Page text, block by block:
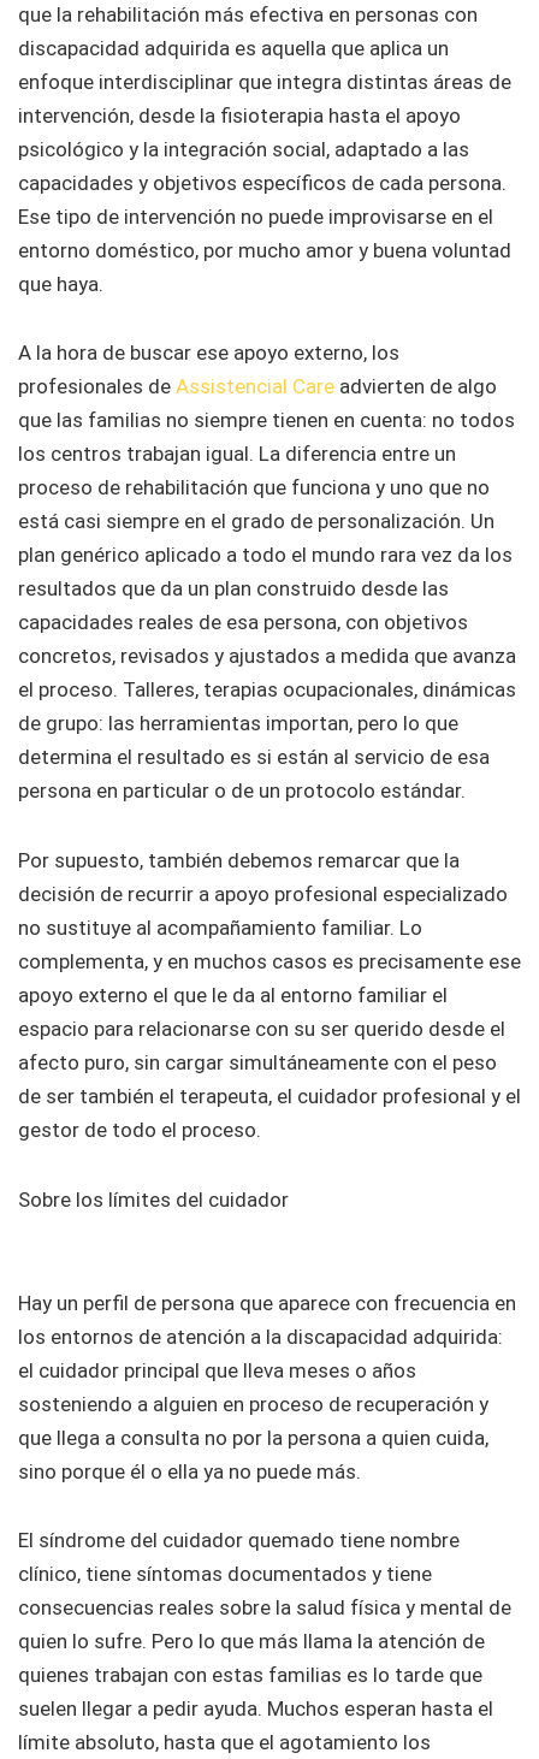
que la rehabilitación más efectiva en personas con
discapacidad adquirida es aquella que aplica un
enfoque interdisciplinar que integra distintas áreas de
intervención, desde la fisioterapia hasta el apoyo
psicológico y la integración social, adaptado a las
capacidades y objetivos específicos de cada persona.
Ese tipo de intervención no puede improvisarse en el
entorno doméstico, por mucho amor y buena voluntad
que haya.
A la hora de buscar ese apoyo externo, los
profesionales de Assistencial Care advierten de algo
que las familias no siempre tienen en cuenta: no todos
los centros trabajan igual. La diferencia entre un
proceso de rehabilitación que funciona y uno que no
está casi siempre en el grado de personalización. Un
plan genérico aplicado a todo el mundo rara vez da los
resultados que da un plan construido desde las
capacidades reales de esa persona, con objetivos
concretos, revisados y ajustados a medida que avanza
el proceso. Talleres, terapias ocupacionales, dinámicas
de grupo: las herramientas importan, pero lo que
determina el resultado es si están al servicio de esa
persona en particular o de un protocolo estándar.
Por supuesto, también debemos remarcar que la
decisión de recurrir a apoyo profesional especializado
no sustituye al acompañamiento familiar. Lo
complementa, y en muchos casos es precisamente ese
apoyo externo el que le da al entorno familiar el
espacio para relacionarse con su ser querido desde el
afecto puro, sin cargar simultáneamente con el peso
de ser también el terapeuta, el cuidador profesional y el
gestor de todo el proceso.
Sobre los límites del cuidador
Hay un perfil de persona que aparece con frecuencia en
los entornos de atención a la discapacidad adquirida:
el cuidador principal que lleva meses o años
sosteniendo a alguien en proceso de recuperación y
que llega a consulta no por la persona a quien cuida,
sino porque él o ella ya no puede más.
El síndrome del cuidador quemado tiene nombre
clínico, tiene síntomas documentados y tiene
consecuencias reales sobre la salud física y mental de
quien lo sufre. Pero lo que más llama la atención de
quienes trabajan con estas familias es lo tarde que
suelen llegar a pedir ayuda. Muchos esperan hasta el
límite absoluto, hasta que el agotamiento los